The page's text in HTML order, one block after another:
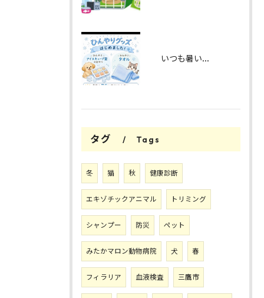
いつも暑い中ご来院いただきありがとうございます。
タグ Tags
冬 猫 秋 健康診断
エキゾチックアニマル トリミング
シャンプー 防災 ペット
みたかマロン動物病院 犬 春
フィラリア 血液検査 三鷹市